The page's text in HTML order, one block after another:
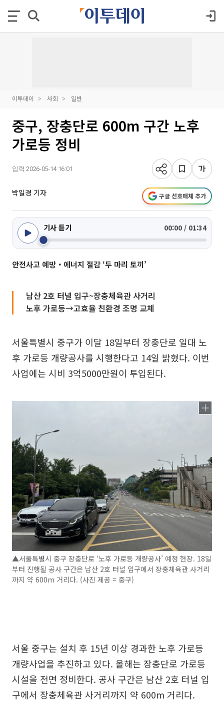
이투데이 사회 일반
중구, 장충단로 600m 구간 노후
가로등 정비
입력 2026-05-14 16:01
박일경 기자 구글 선호매체 추가
기사 듣기 00:00 / 01:34
안전사고 예방‧에너지 절감 ‘두 마리 토끼’
남산 2호 터널 입구~장충체육관 사거리
노후 가로등→고효율 친환경 조명 교체
서울특별시 중구가 이달 18일부터 장충단로 일대 노
후 가로등 개량공사를 시행한다고 14일 밝혔다. 이번
사업에는 시비 3억5000만원이 투입된다.
▲서울특별시 중구 장충단로 ‘노후 가로등 개량공사’ 예정 현장. 18일
부터 진행될 공사 구간은 남산 2호 터널 입구에서 장충체육관 사거리
까지 약 600m 거리다. (사진 제공 = 중구)
서울 중구는 설치 후 15년 이상 경과한 노후 가로등
개량사업을 추진하고 있다. 올해는 장충단로 가로등
시설을 전면 정비한다. 공사 구간은 남산 2호 터널 입
구에서 장충체육관 사거리까지 약 600m 거리다.